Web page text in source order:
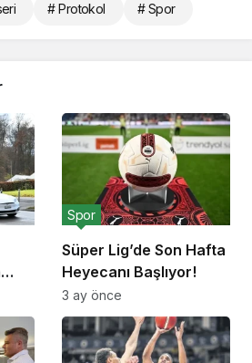
# Protokol # Spor
Süper Lig’de Son Hafta
Heyecanı Başlıyor!
Spor
3 ay önce